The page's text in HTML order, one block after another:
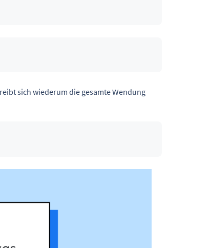
sich wiederum die gesamte Wendung